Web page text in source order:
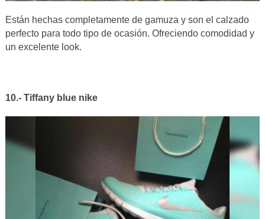
Están hechas completamente de gamuza y son el calzado
perfecto para todo tipo de ocasión. Ofreciendo comodidad y
un excelente look.
10.- Tiffany blue nike